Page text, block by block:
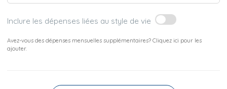
Inclure les dépenses liées au style de vie
Avez-vous des dépenses mensuelles supplémentaires? Cliquez ici pour les
ajouter.